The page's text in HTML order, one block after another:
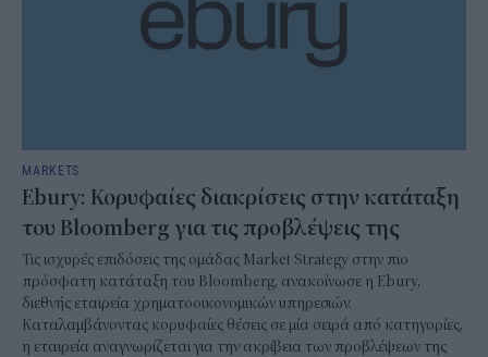
MARKETS
Ebury: Κορυφαίες διακρίσεις στην κατάταξη
του Bloomberg για τις προβλέψεις της
Τις ισχυρές επιδόσεις της ομάδας Market Strategy στην πιο
πρόσφατη κατάταξη του Bloomberg, ανακοίνωσε η Ebury,
διεθνής εταιρεία χρηματοοικονομικών υπηρεσιών.
Καταλαμβάνοντας κορυφαίες θέσεις σε μία σειρά από κατηγορίες,
η εταιρεία αναγνωρίζεται για την ακρίβεια των προβλέψεων της